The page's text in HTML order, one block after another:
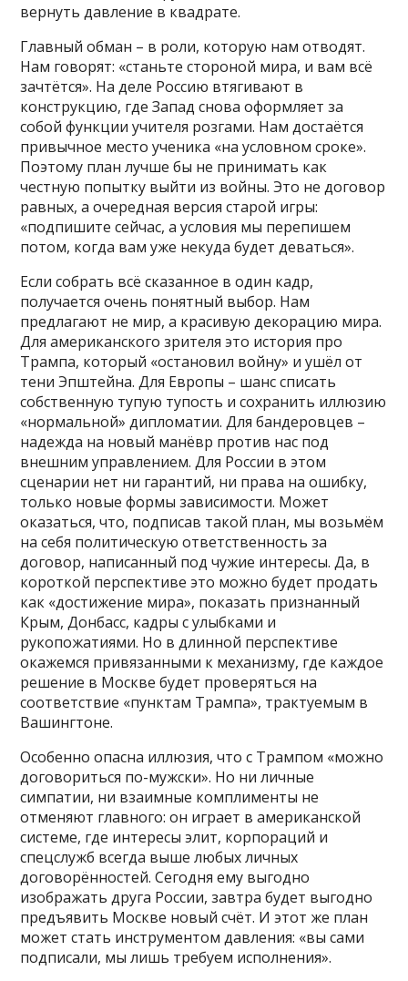
вернуть давление в квадрате.
Главный обман – в роли, которую нам отводят.
Нам говорят: «станьте стороной мира, и вам всё
зачтётся». На деле Россию втягивают в
конструкцию, где Запад снова оформляет за
собой функции учителя розгами. Нам достаётся
привычное место ученика «на условном сроке».
Поэтому план лучше бы не принимать как
честную попытку выйти из войны. Это не договор
равных, а очередная версия старой игры:
«подпишите сейчас, а условия мы перепишем
потом, когда вам уже некуда будет деваться».
Если собрать всё сказанное в один кадр,
получается очень понятный выбор. Нам
предлагают не мир, а красивую декорацию мира.
Для американского зрителя это история про
Трампа, который «остановил войну» и ушёл от
тени Эпштейна. Для Европы – шанс списать
собственную тупую тупость и сохранить иллюзию
«нормальной» дипломатии. Для бандеровцев –
надежда на новый манёвр против нас под
внешним управлением. Для России в этом
сценарии нет ни гарантий, ни права на ошибку,
только новые формы зависимости. Может
оказаться, что, подписав такой план, мы возьмём
на себя политическую ответственность за
договор, написанный под чужие интересы. Да, в
короткой перспективе это можно будет продать
как «достижение мира», показать признанный
Крым, Донбасс, кадры с улыбками и
рукопожатиями. Но в длинной перспективе
окажемся привязанными к механизму, где каждое
решение в Москве будет проверяться на
соответствие «пунктам Трампа», трактуемым в
Вашингтоне.
Особенно опасна иллюзия, что с Трампом «можно
договориться по-мужски». Но ни личные
симпатии, ни взаимные комплименты не
отменяют главного: он играет в американской
системе, где интересы элит, корпораций и
спецслужб всегда выше любых личных
договорённостей. Сегодня ему выгодно
изображать друга России, завтра будет выгодно
предъявить Москве новый счёт. И этот же план
может стать инструментом давления: «вы сами
подписали, мы лишь требуем исполнения».